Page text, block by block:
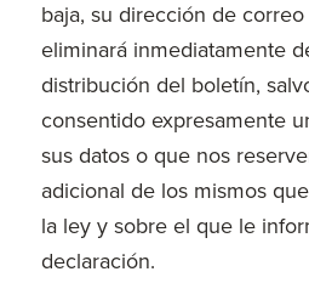
baja, su dirección de
eliminará inmediatamente
distribución del boletín,
consentido expresamente
sus datos o que nos
adicional de los mismos
la ley y sobre el que le
declaración.